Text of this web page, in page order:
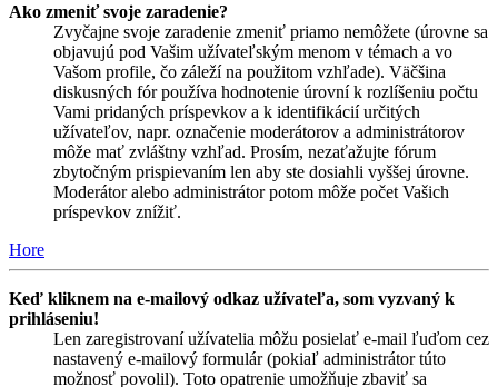
Ako zmeniť svoje zaradenie?
Zvyčajne svoje zaradenie zmeniť priamo nemôžete (úrovne sa
objavujú pod Vašim užívateľským menom v témach a vo
Vašom profile, čo záleží na použitom vzhľade). Väčšina
diskusných fór používa hodnotenie úrovní k rozlíšeniu počtu
Vami pridaných príspevkov a k identifikácií určitých
užívateľov, napr. označenie moderátorov a administrátorov
môže mať zvláštny vzhľad. Prosím, nezaťažujte fórum
zbytočným prispievaním len aby ste dosiahli vyššej úrovne.
Moderátor alebo administrátor potom môže počet Vašich
príspevkov znížiť.
Hore
Keď kliknem na e-mailový odkaz užívateľa, som vyzvaný k
prihláseniu!
Len zaregistrovaní užívatelia môžu posielať e-mail ľuďom cez
nastavený e-mailový formulár (pokiaľ administrátor túto
možnosť povolil). Toto opatrenie umožňuje zbaviť sa